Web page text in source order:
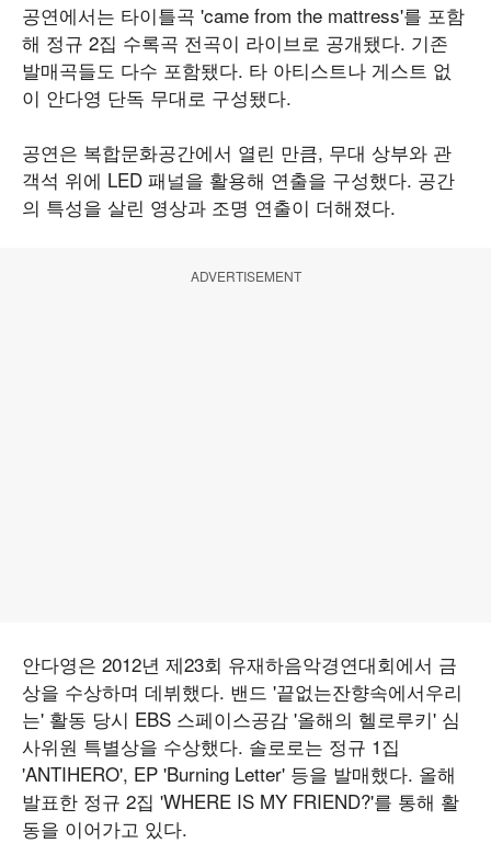
공연에서는 타이틀곡 'came from the mattress'를 포함
해 정규 2집 수록곡 전곡이 라이브로 공개됐다. 기존
발매곡들도 다수 포함됐다. 타 아티스트나 게스트 없
이 안다영 단독 무대로 구성됐다.
공연은 복합문화공간에서 열린 만큼, 무대 상부와 관
객석 위에 LED 패널을 활용해 연출을 구성했다. 공간
의 특성을 살린 영상과 조명 연출이 더해졌다.
ADVERTISEMENT
안다영은 2012년 제23회 유재하음악경연대회에서 금
상을 수상하며 데뷔했다. 밴드 '끝없는잔향속에서우리
는' 활동 당시 EBS 스페이스공감 '올해의 헬로루키' 심
사위원 특별상을 수상했다. 솔로로는 정규 1집
'ANTIHERO', EP 'Burning Letter' 등을 발매했다. 올해
발표한 정규 2집 'WHERE IS MY FRIEND?'를 통해 활
동을 이어가고 있다.